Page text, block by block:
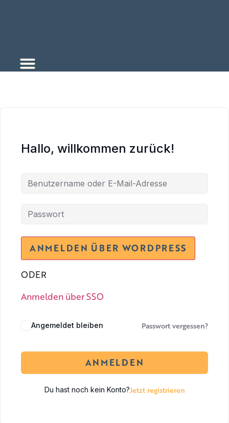
Hallo, willkommen zurück!
ODER
Anmelden über SSO
Angemeldet bleiben Passwort vergessen?
ANMELDEN
Du hast noch kein Konto?Jetzt registrieren